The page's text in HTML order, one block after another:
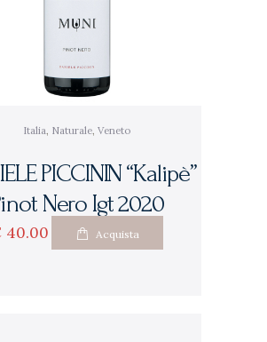
Italia, Naturale,Veneto
PICCININ “Kalipè”
Nero Igt 2020
40 00 Acquista